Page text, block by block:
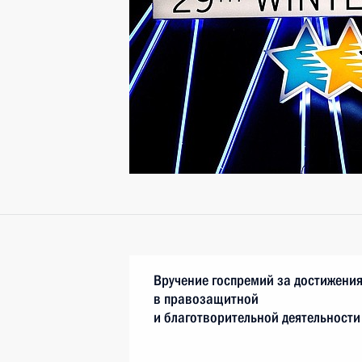
Вручение госпремий за достижения
в правозащитной
и благотворительной деятельности